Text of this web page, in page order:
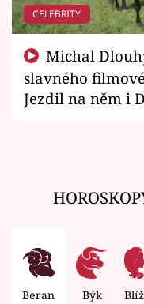
CELEBRITY
slavného
Jezdil na něm i
Beran Býk